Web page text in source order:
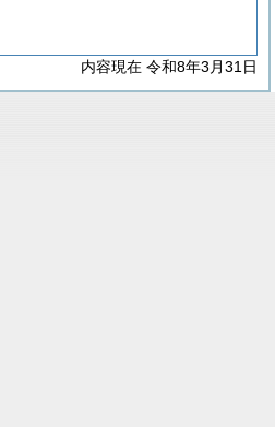
内容現在 令和8年3月31日